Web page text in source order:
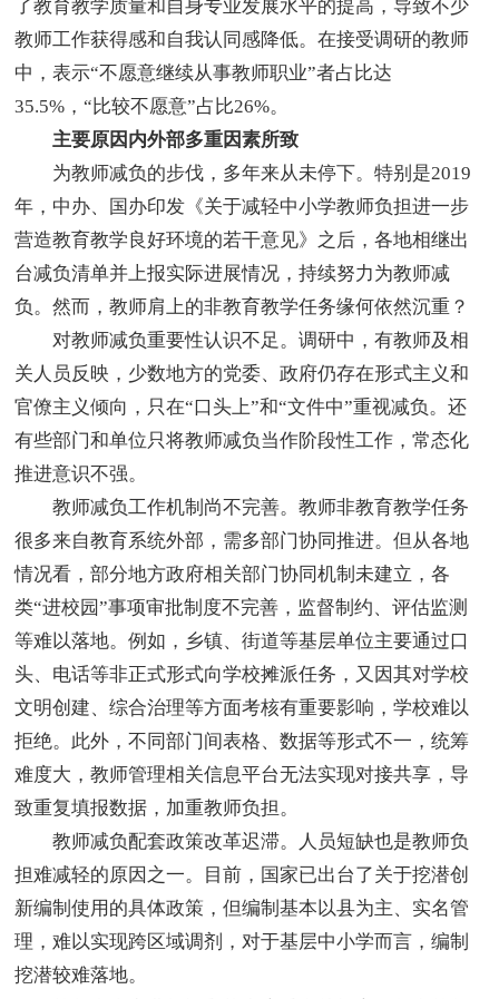
了教育教学质量和自身专业发展水平的提高，导致不少
教师工作获得感和自我认同感降低。在接受调研的教师
中，表示“不愿意继续从事教师职业”者占比达
35.5%，“比较不愿意”占比26%。
主要原因内外部多重因素所致
为教师减负的步伐，多年来从未停下。特别是2019
年，中办、国办印发《关于减轻中小学教师负担进一步
营造教育教学良好环境的若干意见》之后，各地相继出
台减负清单并上报实际进展情况，持续努力为教师减
负。然而，教师肩上的非教育教学任务缘何依然沉重？
对教师减负重要性认识不足。调研中，有教师及相
关人员反映，少数地方的党委、政府仍存在形式主义和
官僚主义倾向，只在“口头上”和“文件中”重视减负。还
有些部门和单位只将教师减负当作阶段性工作，常态化
推进意识不强。
教师减负工作机制尚不完善。教师非教育教学任务
很多来自教育系统外部，需多部门协同推进。但从各地
情况看，部分地方政府相关部门协同机制未建立，各
类“进校园”事项审批制度不完善，监督制约、评估监测
等难以落地。例如，乡镇、街道等基层单位主要通过口
头、电话等非正式形式向学校摊派任务，又因其对学校
文明创建、综合治理等方面考核有重要影响，学校难以
拒绝。此外，不同部门间表格、数据等形式不一，统筹
难度大，教师管理相关信息平台无法实现对接共享，导
致重复填报数据，加重教师负担。
教师减负配套政策改革迟滞。人员短缺也是教师负
担难减轻的原因之一。目前，国家已出台了关于挖潜创
新编制使用的具体政策，但编制基本以县为主、实名管
理，难以实现跨区域调剂，对于基层中小学而言，编制
挖潜较难落地。